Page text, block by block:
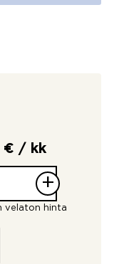
€ / kk
+
velaton hinta